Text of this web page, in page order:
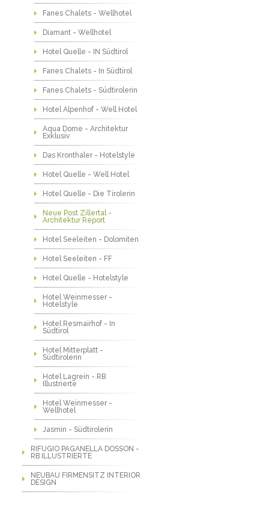
Fanes Chalets - Wellhotel
Diamant - Wellhotel
Hotel Quelle - IN Südtirol
Fanes Chalets - In Südtirol
Fanes Chalets - Südtirolerin
Hotel Alpenhof - Well Hotel
Aqua Dome - Architektur
Exklusiv
Das Kronthaler - Hotelstyle
Hotel Quelle - Well Hotel
Hotel Quelle - Die Tirolerin
Neue Post Zillertal -
Architektur Report
Hotel Seeleiten - Dolomiten
Hotel Seeleiten - FF
Hotel Quelle - Hotelstyle
Hotel Weinmesser -
Hotelstyle
Hotel Resmairhof - In
Südtirol
Hotel Mitterplatt -
Südtirolerin
Hotel Lagrein - RB
Illustrierte
Hotel Weinmesser -
Wellhotel
Jasmin - Südtirolerin
RIFUGIO PAGANELLA DOSSON -
RB ILLUSTRIERTE
NEUBAU FIRMENSITZ INTERIOR
DESIGN